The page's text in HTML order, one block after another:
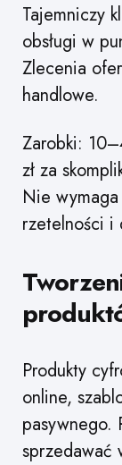
Tajemniczy
obsługi w
Zlecenia
handlowe.
Zarobki:
zł za
Nie
rzetelności i
Produkty
online,
pasywnego.
sprzedawać